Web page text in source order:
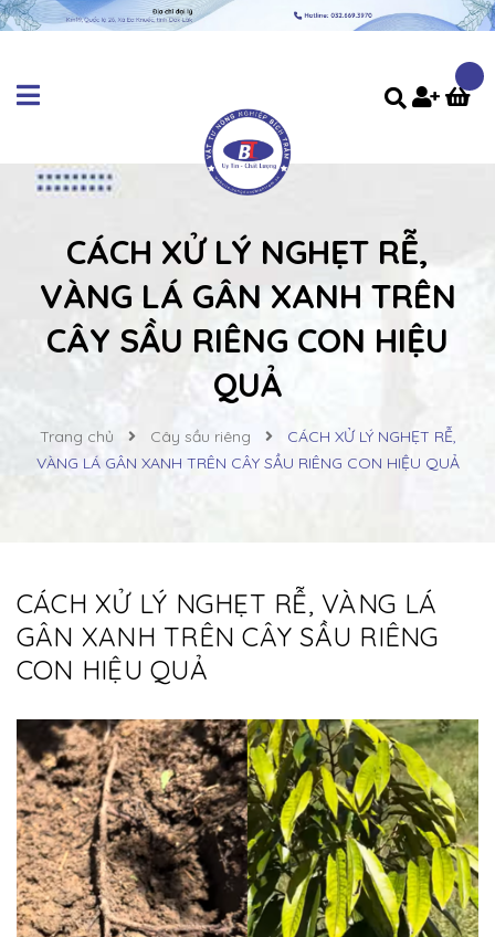
CÁCH XỬ LÝ NGHẸT RỄ,
VÀNG LÁ GÂN XANH TRÊN
CÂY SẦU RIÊNG CON HIỆU
QUẢ
Trang chủ Cây sầu riêng
CÁCH XỬ LÝ NGHẸT RỄ,
VÀNG LÁ GÂN XANH TRÊN CÂY SẦU RIÊNG CON HIỆU QUẢ
CÁCH XỬ LÝ NGHẸT RỄ, VÀNG LÁ
GÂN XANH TRÊN CÂY SẦU RIÊNG
CON HIỆU QUẢ